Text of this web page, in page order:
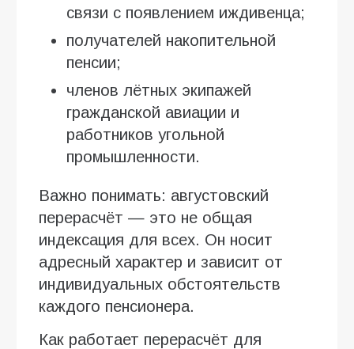
связи с появлением иждивенца;
получателей накопительной
пенсии;
членов лётных экипажей
гражданской авиации и
работников угольной
промышленности.
Важно понимать: августовский
перерасчёт — это не общая
индексация для всех. Он носит
адресный характер и зависит от
индивидуальных обстоятельств
каждого пенсионера.
Как работает перерасчёт для